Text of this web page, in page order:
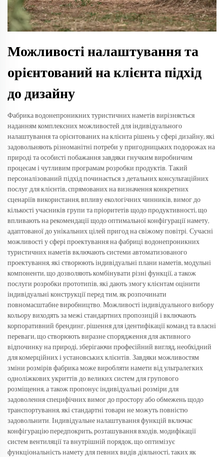
Можливості налаштування та
орієнтований на клієнта підхід
до дизайну
Фабрика водонепроникних туристичних наметів вирізняється
наданням комплексних можливостей для індивідуального
налаштування та орієнтованих на клієнта рішень у сфері дизайну, які
задовольняють різноманітні потреби у пригодницьких подорожах на
природі та особисті побажання завдяки гнучким виробничим
процесам і чутливим програмам розробки продуктів. Такий
персоналізований підхід починається з детальних консультаційних
послуг для клієнтів, спрямованих на визначення конкретних
сценаріїв використання, впливу екологічних чинників, вимог до
кількості учасників групи та пріоритетів щодо продуктивності, що
впливають на рекомендації щодо оптимальної конфігурації намету,
адаптованої до унікальних цілей пригод на свіжому повітрі. Сучасні
можливості у сфері проектування на фабриці водонепроникних
туристичних наметів включають системи автоматизованого
проектування, які створюють індивідуальні плани наметів, модульні
компоненти, що дозволяють комбінувати різні функції, а також
послуги розробки прототипів, які дають змогу клієнтам оцінити
індивідуальні конструкції перед тим, як розпочинати
повномасштабне виробництво. Можливості індивідуального вибору
кольору виходять за межі стандартних пропозицій і включають
корпоративний брендинг, рішення для ідентифікації команд та власні
переваги, що створюють виразне спорядження для активного
відпочинку на природі, зберігаючи професійний вигляд, необхідний
для комерційних і установських клієнтів. Завдяки можливостям
зміни розмірів фабрика може виробляти намети від ультралегких
одноліжкових укриттів до великих систем для групового
розміщення, а також пропонує індивідуальні розміри для
задоволення специфічних вимог до простору або обмежень щодо
транспортування, які стандартні товари не можуть повністю
задовольнити. Індивідуальне налаштування функцій включає
конфігурацію передпокрить, розташування входів, модифікації
систем вентиляції та внутрішній порядок, що оптимізує
функціональність намету для певних видів діяльності, таких як